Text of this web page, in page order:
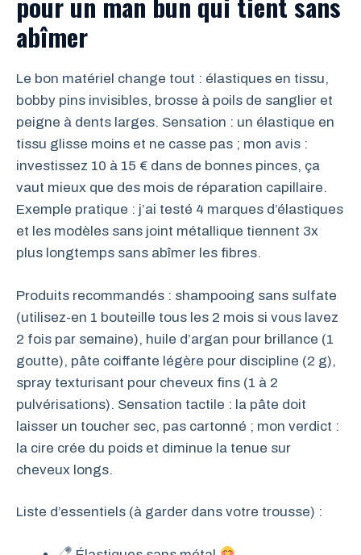
abîmer
Le bon matériel change tout : élastiques en tissu,
bobby pins invisibles, brosse à poils de sanglier et
peigne à dents larges. Sensation : un élastique en
tissu glisse moins et ne casse pas ; mon avis :
investissez 10 à 15 € dans de bonnes pinces, ça
vaut mieux que des mois de réparation capillaire.
Exemple pratique : j’ai testé 4 marques d’élastiques
et les modèles sans joint métallique tiennent 3x
plus longtemps sans abîmer les fibres.
Produits recommandés : shampooing sans sulfate
(utilisez-en 1 bouteille tous les 2 mois si vous lavez
2 fois par semaine), huile d’argan pour brillance (1
goutte), pâte coiffante légère pour discipline (2 g),
spray texturisant pour cheveux fins (1 à 2
pulvérisations). Sensation tactile : la pâte doit
laisser un toucher sec, pas cartonné ; mon verdict :
la cire crée du poids et diminue la tenue sur
cheveux longs.
Liste d’essentiels (à garder dans votre trousse) :